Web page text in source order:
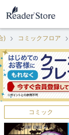
) コミックフロア
コミック